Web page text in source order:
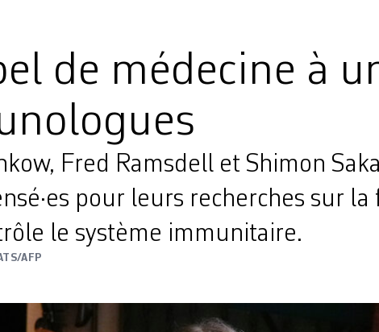
de médecine à
Fred Ramsdell et Shimon
pour leurs recherches sur la
le système immunitaire.
AFP